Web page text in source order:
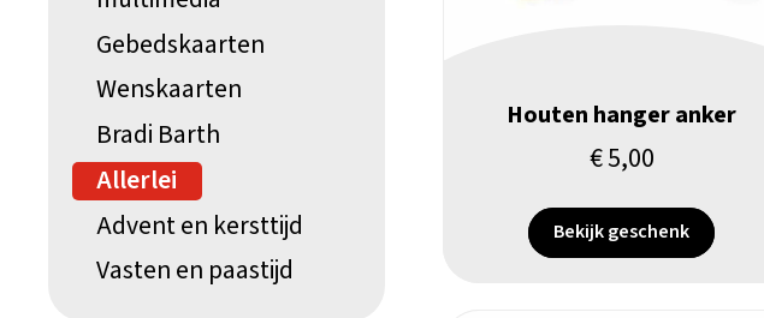
Gebedskaarten
Wenskaarten
Bradi Barth
Allerlei
Advent en kersttijd
Vasten en paastijd
Houten hanger anker
€5,00
Bekijk geschenk